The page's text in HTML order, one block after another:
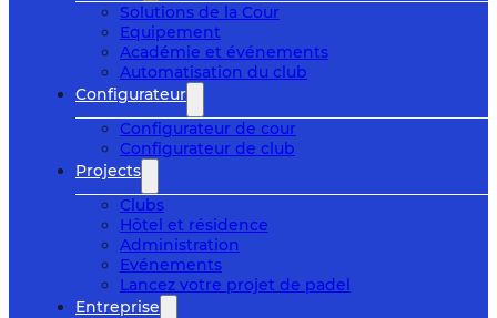
Solutions de la Cour
Equipement
Académie et événements
Automatisation du club
Configurateur
Configurateur de cour
Configurateur de club
Projects
Clubs
Hôtel et résidence
Administration
Evénements
Lancez votre projet de padel
Entreprise